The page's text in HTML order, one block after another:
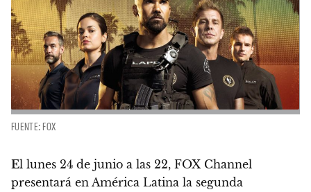
FUENTE: FOX
El lunes 24 de junio a las 22, FOX Channel
presentará en América Latina la segunda